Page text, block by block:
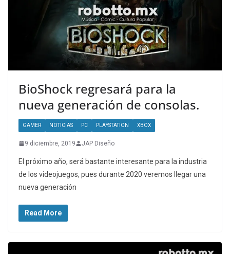
BioShock regresará para la
nueva generación de consolas.
GAMER NOTICIAS PC PLAYSTATION XBOX
9 diciembre, 2019 JAP Diseño
El próximo año, será bastante interesante para la industria
de los videojuegos, pues durante 2020 veremos llegar una
nueva generación
Read More